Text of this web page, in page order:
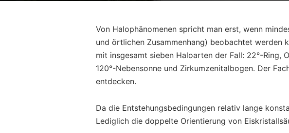
Von Halophänomenen spricht man erst, wenn
und örtlichen Zusammenhang) beobachtet werden
mit insgesamt sieben Haloarten der Fall: 22°-Ring,
120°-Nebensonne und Zirkumzenitalbogen. Der
entdecken.
Da die Entstehungsbedingungen relativ lange
Lediglich die doppelte Orientierung von